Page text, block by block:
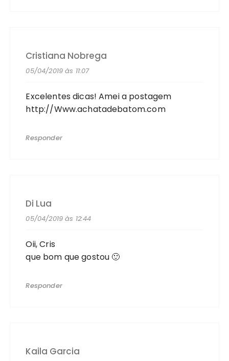
Cristiana Nobrega
05/04/2019 às 11:07
Excelentes dicas! Amei a postagem
http://Www.achatadebatom.com
Responder
Di Lua
05/04/2019 às 12:44
Oii, Cris
que bom que gostou 🙂
Responder
Kaila Garcia